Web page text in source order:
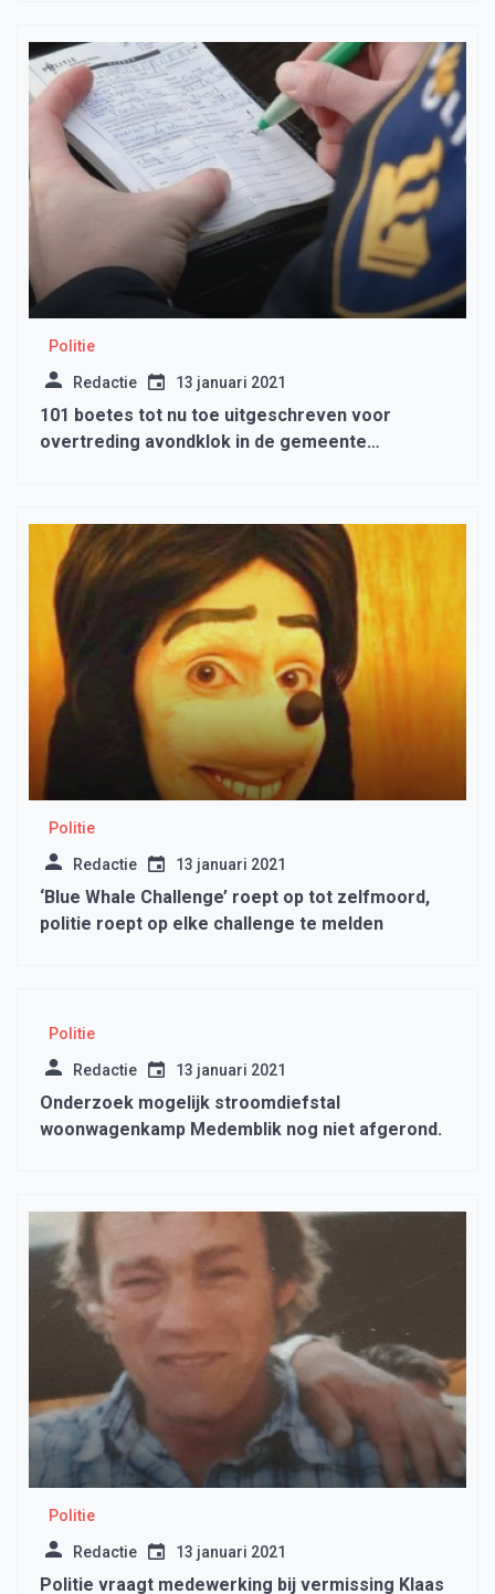
Politie
Redactie 13 januari 2021
101 boetes tot nu toe uitgeschreven voor
overtreding avondklok in de gemeente
Politie
Redactie 13 januari 2021
‘Blue Whale Challenge’ roept op tot zelfmoord,
politie roept op elke challenge te melden
Politie
Redactie 13 januari 2021
Onderzoek mogelijk stroomdiefstal
woonwagenkamp Medemblik nog niet afgerond.
Politie
Redactie 13 januari 2021
Politie vraagt medewerking bij vermissing Klaas